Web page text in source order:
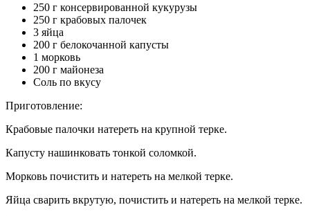
250 г консервированной кукурузы
250 г крабовых палочек
3 яйца
200 г белокочанной капусты
1 морковь
200 г майонеза
Соль по вкусу
Приготовление:
Крабовые палочки натереть на крупной терке.
Капусту нашинковать тонкой соломкой.
Морковь почистить и натереть на мелкой терке.
Яйца сварить вкрутую, почистить и натереть на мелкой терке.